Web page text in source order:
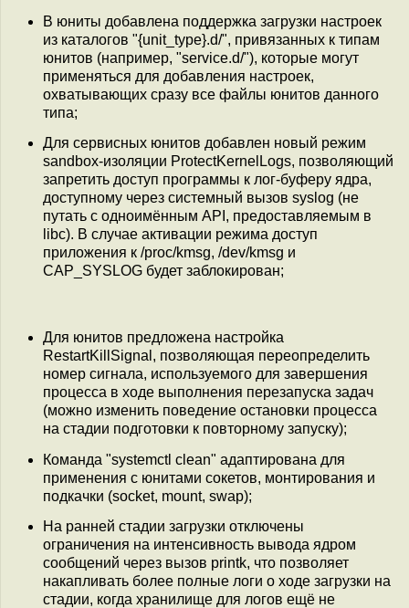
В юниты добавлена поддержка загрузки настроек
из каталогов "{unit_type}.d/", привязанных к типам
юнитов (например, "service.d/"), которые могут
применяться для добавления настроек,
охватывающих сразу все файлы юнитов данного
типа;
Для сервисных юнитов добавлен новый режим
sandbox-изоляции ProtectKernelLogs, позволяющий
запретить доступ программы к лог-буферу ядра,
доступному через системный вызов syslog (не
путать с одноимённым API, предоставляемым в
libc). В случае активации режима доступ
приложения к /proc/kmsg, /dev/kmsg и
CAP_SYSLOG будет заблокирован;
Для юнитов предложена настройка
RestartKillSignal, позволяющая переопределить
номер сигнала, используемого для завершения
процесса в ходе выполнения перезапуска задач
(можно изменить поведение остановки процесса
на стадии подготовки к повторному запуску);
Команда "systemctl clean" адаптирована для
применения с юнитами сокетов, монтирования и
подкачки (socket, mount, swap);
На ранней стадии загрузки отключены
ограничения на интенсивность вывода ядром
сообщений через вызов printk, что позволяет
накапливать более полные логи о ходе загрузки на
стадии, когда хранилище для логов ещё не